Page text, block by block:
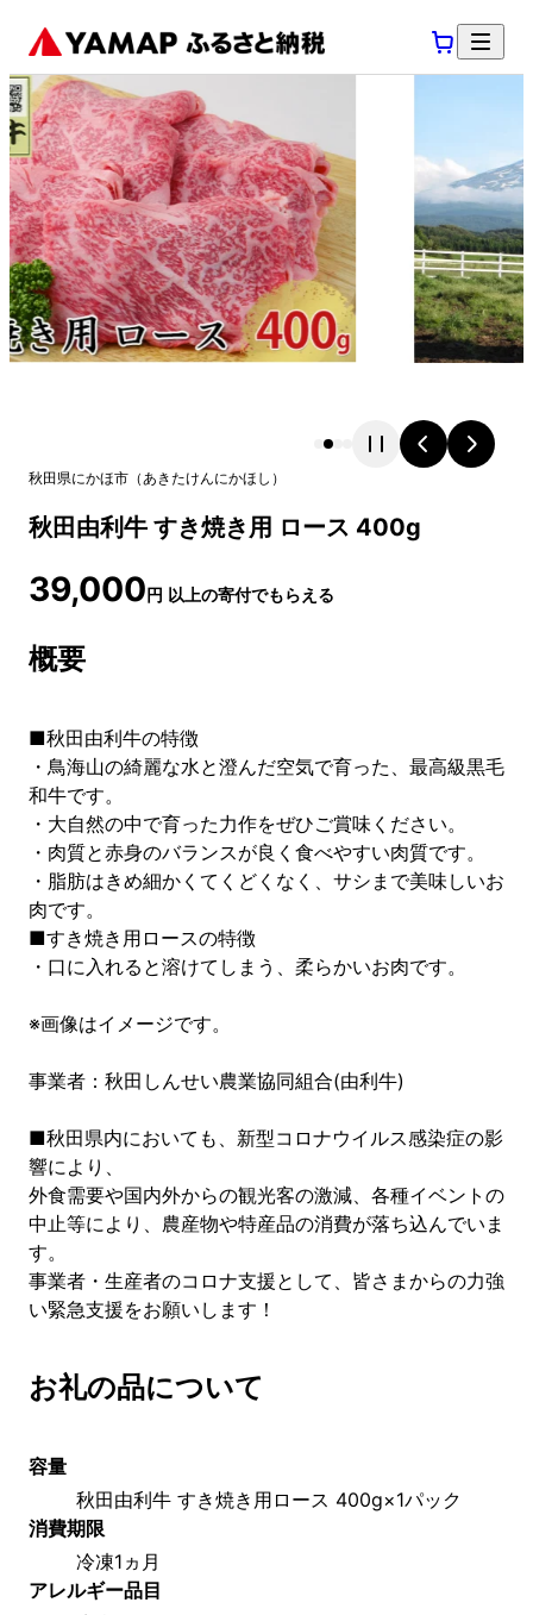
秋田県にかほ市 （あきたけんにかほし ）
秋田由利牛 すき焼き用 ロース 400g
39,000円 以上の寄付でもらえる
概要
■秋田由利牛の特徴
・鳥海山の綺麗な水と澄んだ空気で育った、最高級黒毛
和牛です。
・大自然の中で育った力作をぜひご賞味ください。
・肉質と赤身のバランスが良く食べやすい肉質です。
・脂肪はきめ細かくてくどくなく、サシまで美味しいお
肉です。
■すき焼き用ロースの特徴
・口に入れると溶けてしまう、柔らかいお肉です。
※画像はイメージです。
事業者：秋田しんせい農業協同組合(由利牛)
■秋田県内においても、新型コロナウイルス感染症の影
響により、
外食需要や国内外からの観光客の激減、各種イベントの
中止等により、農産物や特産品の消費が落ち込んでいま
す。
事業者・生産者のコロナ支援として、皆さまからの力強
い緊急支援をお願いします！
お礼の品について
容量
秋田由利牛 すき焼き用ロース 400g×1パック
消費期限
冷凍1ヵ月
アレルギー品目